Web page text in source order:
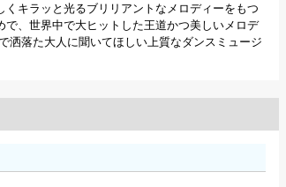
キラッと光るブリリアントなメロディーをもつ
、世界中で大ヒットした王道かつ美しいメロデ
洒落た大人に聞いてほしい上質なダンスミュージ